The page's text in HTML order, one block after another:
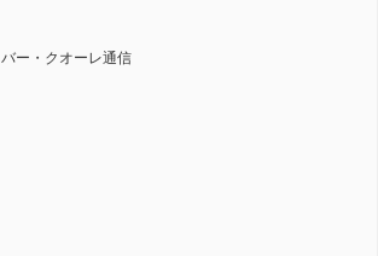
バー・クオーレ通信